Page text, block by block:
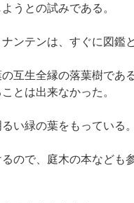
うとの試みである。
ンテンは、すぐに図鑑
互生全縁の落葉樹であ
とは出来なかった。
い緑の葉をもっている。
ので、庭木の本なども